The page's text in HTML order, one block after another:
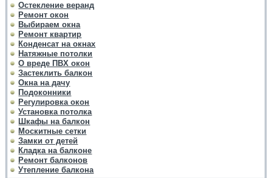
Остекление веранд
Ремонт окон
Выбираем окна
Ремонт квартир
Конденсат на окнах
Натяжные потолки
О вреде ПВХ окон
Застеклить балкон
Окна на дачу
Подоконники
Регулировка окон
Установка потолка
Шкафы на балкон
Москитные сетки
Замки от детей
Кладка на балконе
Ремонт балконов
Утепление балкона